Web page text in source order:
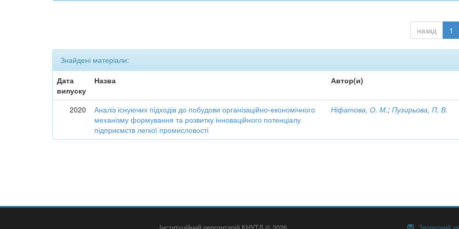
назад 1
Знайдені матеріали:
Дата
випуску
Назва Автор(и)
2020
Аналіз існуючих підходів до побудови організаційно-економічного
механізму формування та розвитку інноваційного потенціалу
підприємств легкої промисловості
Ніфатова, О. М.;Пузирьова, П. В.